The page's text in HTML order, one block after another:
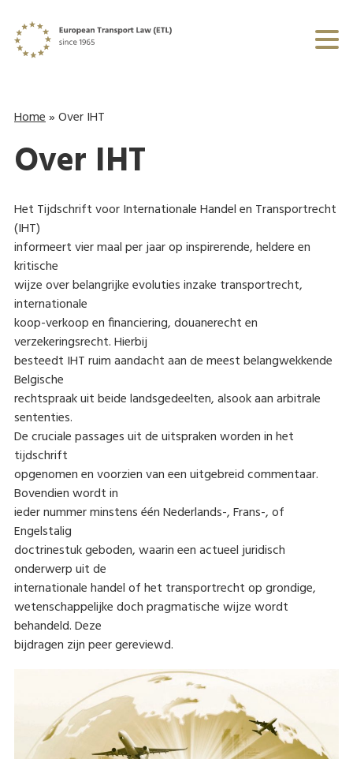
Home»Over IHT
Over IHT
Het Tijdschrift voor Internationale Handel en Transportrecht
(IHT)
informeert vier maal per jaar op inspirerende, heldere en
kritische
wijze over belangrijke evoluties inzake transportrecht,
internationale
koop-verkoop en financiering, douanerecht en
verzekeringsrecht. Hierbij
besteedt IHT ruim aandacht aan de meest belangwekkende
Belgische
rechtspraak uit beide landsgedeelten, alsook aan arbitrale
sententies.
De cruciale passages uit de uitspraken worden in het
tijdschrift
opgenomen en voorzien van een uitgebreid commentaar.
Bovendien wordt in
ieder nummer minstens één Nederlands-, Frans-, of
Engelstalig
doctrinestuk geboden, waarin een actueel juridisch
onderwerp uit de
internationale handel of het transportrecht op grondige,
wetenschappelijke doch pragmatische wijze wordt
behandeld. Deze
bijdragen zijn peer gereviewd.